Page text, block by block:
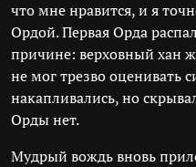
что мне нравится, и я
Ордой. Первая Орда
причине: верховный хан
не мог трезво оценивать
накапливались, но
Орды нет.
Мудрый вождь вновь